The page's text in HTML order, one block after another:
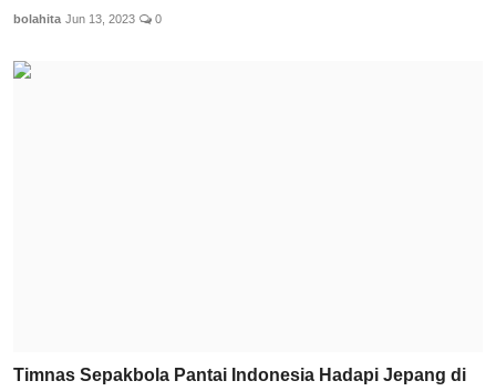
bolahita Jun 13, 2023 0
Timnas Sepakbola Pantai Indonesia Hadapi Jepang di